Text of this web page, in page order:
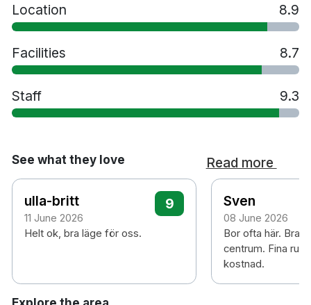
10 minuters bilresa till Stockholm centralstation
45 minuters bilresa till Arlanda flygplats
Location 8.9
Facilities 8.7
Staff 9.3
See what they love Read more
ulla-britt
11 June 2026
9
Helt ok, bra läge för oss.
Sven
08 June 2026
Bor ofta här. Bra
centrum. Fina rum
kostnad.